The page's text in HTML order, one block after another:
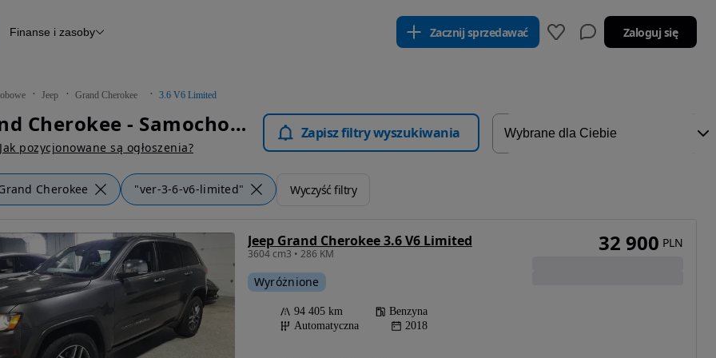
Raport z inspekcji
Otomoto News
Finanse i zasoby Zacznij sprzedawać Zaloguj się
Jeep Grand Cherokee 3.6 V6 Limited
Jeep Grand Cherokee - Samochody Osobowe
Jak pozycjonowane są ogłoszenia?
Zapisz filtry wyszukiwania
Cherokee "ver-3-6-v6-limited" Wyczyść filtry
Jeep Grand Cherokee 3.6 V6 Limited
3604 cm3 • 286 KM
Wyróżnione
94 405 km
Benzyna
Automatyczna
2018
32 900 PLN